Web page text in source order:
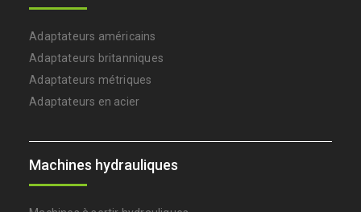
Adaptateurs américains
Adaptateurs britanniques
Adaptateurs métriques
Adaptateurs en acier
Machines hydrauliques